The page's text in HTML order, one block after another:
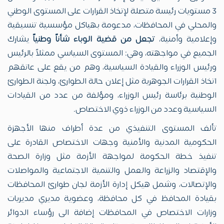
3 مستويات رئيسة متصلة لإتخاذ القرارات على المستوى الوطني
والمحلي في المحافظات، مدعومة بهياكل مؤسسية تنسيقية
وإعلامية وأمنية،تجعل من قضية الوباء شأناً وطنياًيشارك
الجميع في مواجهته، وهي: المستوى السياسي ممثلاً بالرئيس
ورئيس الوزراء والقيادة السياسية، وهم من يقع على عاتقهم
اتخاذ القرارات الجوهرية مثل إعلان حالة الطوارئ، ولجنة الطوارئ
الوطنية برئاسة رئيس الوزراء، ومؤلفة من عدد من القيادات
السياسية وعدد من الوزراء ذوي الاختصاص.
تألف المستوى التنفيذي من عدة أطراف منها الأجهزة
الحكومية المدنية والأمنية وجهات الاختصاص القادرة على
تنفيذ خطة الحكومة لمواجهة الأزمة مثل وزارة الصحة
والإقتصاد والزراعة والعمل والتنمية الاجتماعية والمواصلات
والإتصالات، وشمل هيكل إدارة الأزمة لجان طوارئ المحافظات
بقيادة المحافظ في كل محافظة، وعضوية مديري مديريات
وزارات الاختصاص في المحافظات إضافة الى رؤساء الدوائر